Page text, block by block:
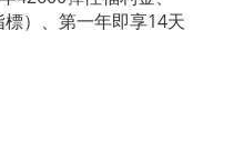
）、第一年即享14天